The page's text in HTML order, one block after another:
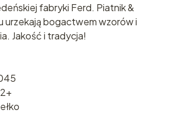
fabryki Ferd. Piatnik &
urzekają bogactwem wzorów i
Jakość i tradycja!